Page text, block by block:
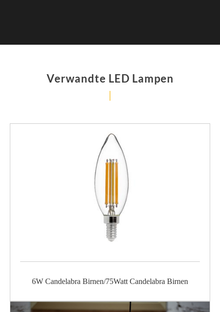
Verwandte LED Lampen
6W Candelabra Birnen/75Watt Candelabra Birnen